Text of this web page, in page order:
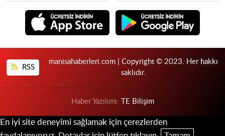
RSS
manisahaberleri.com | Copyright © 2023. Her hakkı
saklıdır.
Haber Yazılımı: TE Bilişim
En iyi site deneyimi sağlamak için çerezlerden